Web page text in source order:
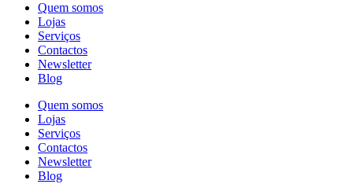
Quem somos
Lojas
Serviços
Contactos
Newsletter
Blog
Quem somos
Lojas
Serviços
Contactos
Newsletter
Blog